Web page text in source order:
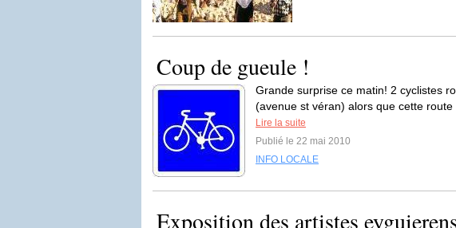
Coup de gueule !
Grande surprise ce matin! 2 cyclistes
(avenue st véran) alors que cette route
Lire la suite
Publié le 22 mai 2010
INFO LOCALE
Exposition des artistes